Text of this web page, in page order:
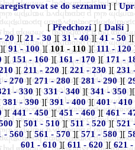
se do seznamu] [
[Předchozí] [Další]
20 ][21 - 30][31 - 40][41 - 50
91 - 100][101 - 110][111 - 120
][151 - 160][161 - 170][171 -
][211 - 220][221 - 230][231
- 270][271 - 280][281 - 290][
- 330][331 - 340][341 - 350
381 - 390][391 - 400][401 - 410
][441 - 450][451 - 460][461 -
][501 - 510][511 - 520][521
- 560][561 - 570][571 - 580][
601 - 610][611 - 620][621